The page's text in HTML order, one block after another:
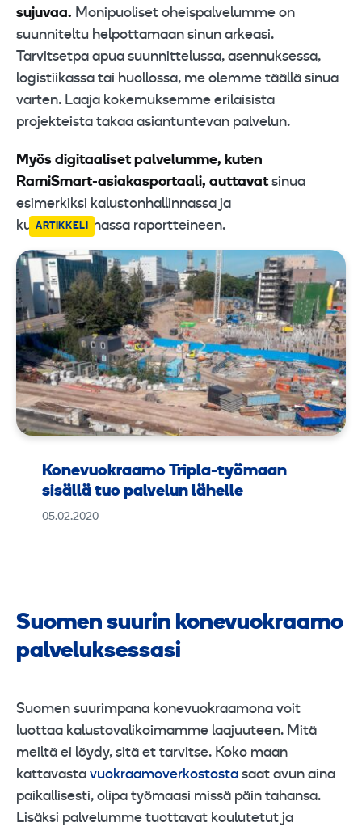
sujuvaa. Monipuoliset oheispalvelumme on
suunniteltu helpottamaan sinun arkeasi.
Tarvitsetpa apua suunnittelussa, asennuksessa,
logistiikassa tai huollossa, me olemme täällä sinua
varten. Laaja kokemuksemme erilaisista
projekteista takaa asiantuntevan palvelun.
Myös digitaaliset palvelumme, kuten
RamiSmart-asiakasportaali, auttavatsinua
esimerkiksi kalustonhallinnassa ja
kulunvalvonnassa raportteineen.
Konevuokraamo Tripla-työmaan
sisällä tuo palvelun lähelle
05.02.2020
ARTIKKELI
Suomen suurin konevuokraamo
palveluksessasi
Suomen suurimpana konevuokraamona voit
luottaa kalustovalikoimamme laajuuteen. Mitä
meiltä ei löydy, sitä et tarvitse. Koko maan
kattavasta vuokraamoverkostosta saat avun aina
paikallisesti, olipa työmaasi missä päin tahansa.
Lisäksi palvelumme tuottavat koulutetut ja